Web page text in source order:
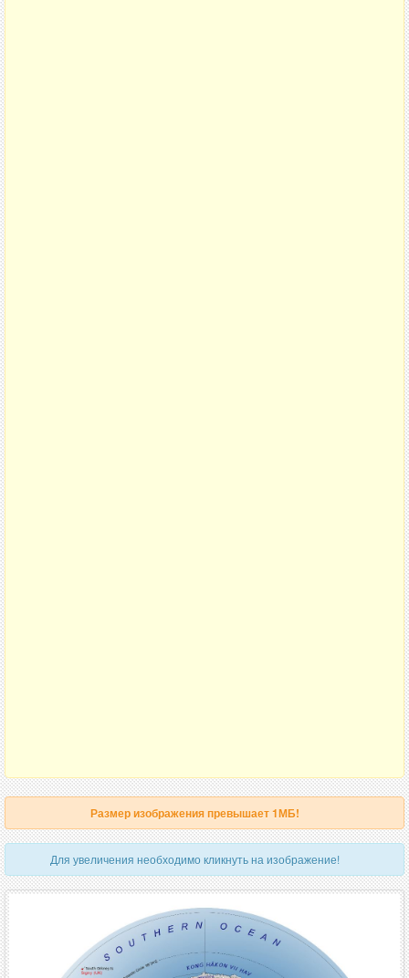
Размер изображения превышает 1МБ!
Для увеличения необходимо кликнуть на изображение!